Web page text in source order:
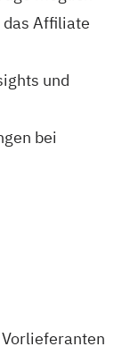
Affiliate
und
bei